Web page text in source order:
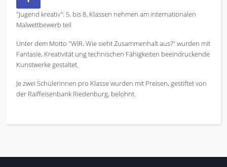
"Jugend kreativ": 5. bis 8. Klassen nehmen am internationalen
Malwettbewerb teil
Unter dem Motto "WIR. Wie sieht Zusammenhalt aus?" wurden mit
Fantasie, Kreativität ung technischen Fähigkeiten beeindruckende
Kunstwerke gestaltet.
Je zwei Schülerinnen pro Klasse wurden mit Preisen, gestiftet von
der Raiffeisenbank Riedenburg, belohnt.